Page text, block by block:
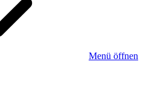
Menü öffnen